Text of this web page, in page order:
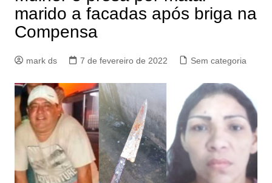
marido a facadas após briga na
Compensa
mark ds 7 de fevereiro de 2022 Sem categoria